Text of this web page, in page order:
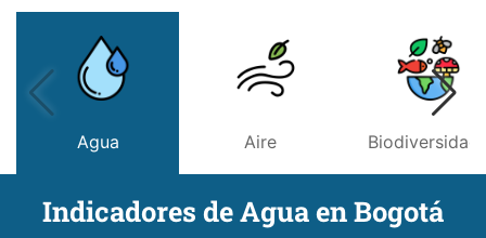
Agua Aire Biodiversidad
Indicadores de Agua en Bogotá